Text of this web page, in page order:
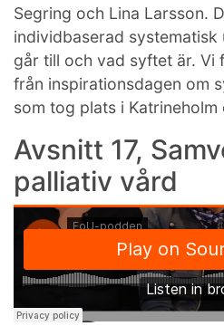
Segring och Lina Larsson.
individbaserad
går till och vad syftet är. Vi
från inspirationsdagen om
som tog plats i Katrineholm
Avsnitt 17,
palliativ vård